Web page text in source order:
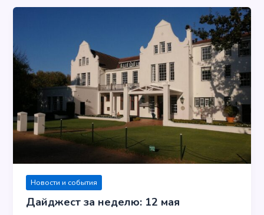
Новости и события
Дайджест за неделю: 12 мая